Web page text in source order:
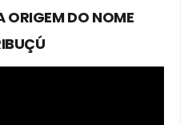
ORIGEM DO NOME